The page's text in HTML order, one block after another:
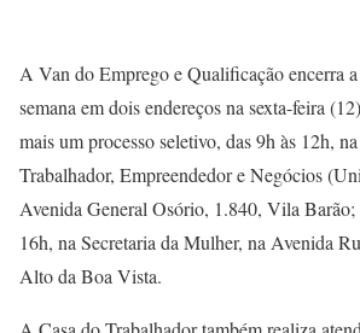
A Van do Emprego e Qualificação encerra
semana em dois endereços na sexta-feira
mais um processo seletivo, das 9h às 12h,
Trabalhador, Empreendedor e Negócios
Avenida General Osório, 1.840, Vila Barão;
16h, na Secretaria da Mulher, na Avenida
Alto da Boa Vista.